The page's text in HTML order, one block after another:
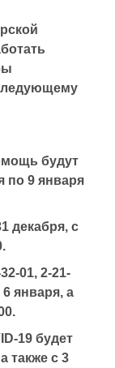
будут
по 9 января
декабря, с
01, 2-21-
6 января, а
19 будет
также с 3